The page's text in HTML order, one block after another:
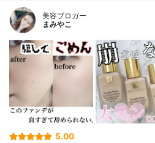
美容ブロガー
まみやこ
5.00